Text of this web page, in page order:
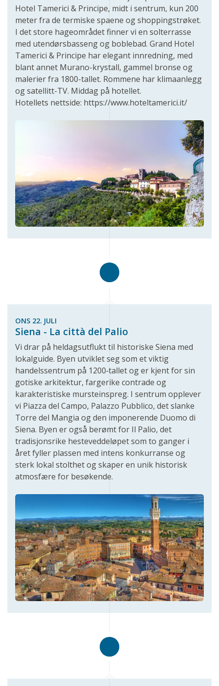
Hotel Tamerici & Principe, midt i sentrum, kun 200
meter fra de termiske spaene og shoppingstrøket.
I det store hageområdet finner vi en solterrasse
med utendørsbasseng og boblebad. Grand Hotel
Tamerici & Principe har elegant innredning, med
blant annet Murano-krystall, gammel bronse og
malerier fra 1800-tallet. Rommene har klimaanlegg
og satellitt-TV. Middag på hotellet.
Hotellets nettside: https://www.hoteltamerici.it/
ONS 22. JULI
Siena - La città del Palio
Vi drar på heldagsutflukt til historiske Siena med
lokalguide. Byen utviklet seg som et viktig
handelssentrum på 1200‑tallet og er kjent for sin
gotiske arkitektur, fargerike contrade og
karakteristiske mursteinspreg. I sentrum opplever
vi Piazza del Campo, Palazzo Pubblico, det slanke
Torre del Mangia og den imponerende Duomo di
Siena. Byen er også berømt for Il Palio, det
tradisjonsrike hesteveddeløpet som to ganger i
året fyller plassen med intens konkurranse og
sterk lokal stolthet og skaper en unik historisk
atmosfære for besøkende.